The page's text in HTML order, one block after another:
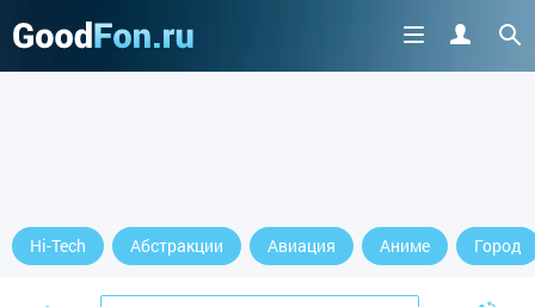
Hi-Tech Абстракции Авиация Аниме Город